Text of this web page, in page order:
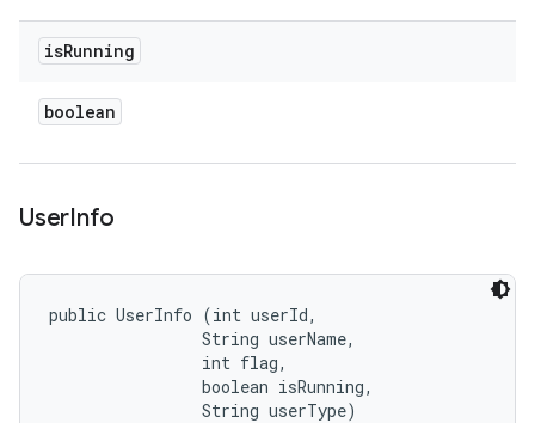
isRunning
boolean
UserInfo
public UserInfo (int userId,
                String userName,
                int flag,
                boolean isRunning,
                String userType)